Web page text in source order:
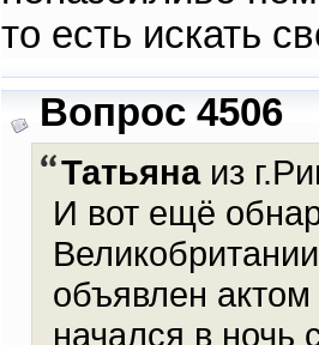
то есть искать
Вопрос 4506
Татьянаиз
И вот ещё
объявлен
начался в ночь